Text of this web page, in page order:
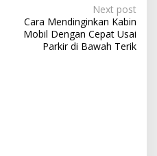
Next post
Cara Mendinginkan Kabin
Mobil Dengan Cepat Usai
Parkir di Bawah Terik